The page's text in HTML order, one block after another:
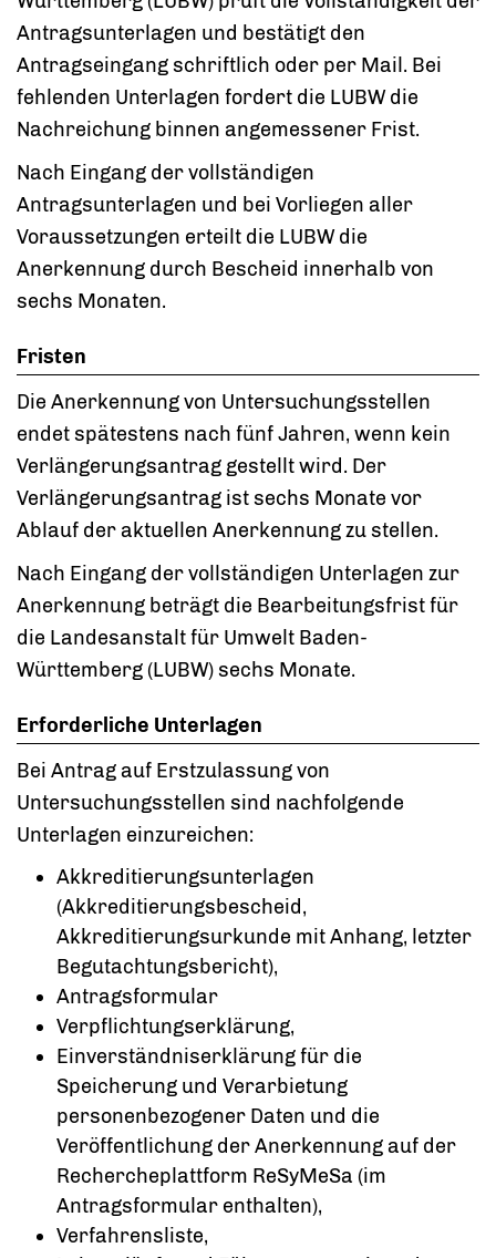
Antragsunterlagen und bestätigt den
Antragseingang schriftlich oder per Mail. Bei
fehlenden Unterlagen fordert die LUBW die
Nachreichung binnen angemessener Frist.
Nach Eingang der vollständigen
Antragsunterlagen und bei Vorliegen aller
Voraussetzungen erteilt die LUBW die
Anerkennung durch Bescheid innerhalb von
sechs Monaten.
Fristen
Die Anerkennung von Untersuchungsstellen
endet spätestens nach fünf Jahren, wenn kein
Verlängerungsantrag gestellt wird. Der
Verlängerungsantrag ist sechs Monate vor
Ablauf der aktuellen Anerkennung zu stellen.
Nach Eingang der vollständigen Unterlagen zur
Anerkennung beträgt die Bearbeitungsfrist für
die Landesanstalt für Umwelt Baden-
Württemberg (LUBW) sechs Monate.
Erforderliche Unterlagen
Bei Antrag auf Erstzulassung von
Untersuchungsstellen sind nachfolgende
Unterlagen einzureichen:
Akkreditierungsunterlagen
(Akkreditierungsbescheid,
Akkreditierungsurkunde mit Anhang, letzter
Begutachtungsbericht),
Antragsformular
Verpflichtungserklärung,
Einverständniserklärung für die
Speicherung und Verarbietung
personenbezogener Daten und die
Veröffentlichung der Anerkennung auf der
Rechercheplattform ReSyMeSa (im
Antragsformular enthalten),
Verfahrensliste,